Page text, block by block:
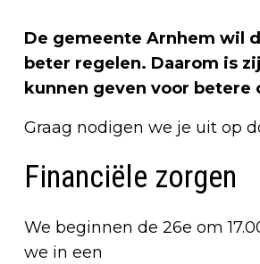
De gemeente Arnhem wil
beter regelen. Daarom is
kunnen geven voor
Graag nodigen we je uit op
Financiële zorgen
We beginnen de 26e om
we in een